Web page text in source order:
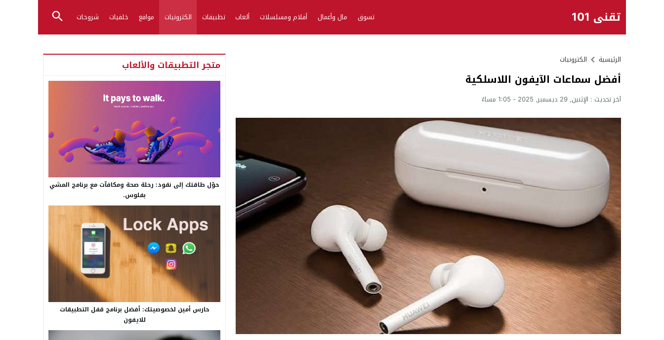
تقني 101 تسوق مال وأعمال أفلام ومسلسلات ألعاب تطبيقات الكترونيات مواقع خلفيات شروحات
الرئيسية الكترونيات
أفضل سماعات الآيفون اللاسلكية
آخر تحديث : الإثنين, 29 ديسمبر, 2025 - 1:05 مساءً
متجر التطبيقات والألعاب
حوّل طاقتك إلى نقود: رحلة صحة ومكافآت مع برنامج المشي
بفلوس.
حارس أمين لخصوصيتك: أفضل برنامج قفل التطبيقات
للايفون